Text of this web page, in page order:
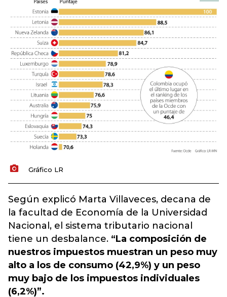
Gráfico LR
Según explicó Marta Villaveces, decana de
la facultad de Economía de la Universidad
Nacional, el sistema tributario nacional
tiene un desbalance. “La composición de
nuestros impuestos muestran un peso muy
alto a los de consumo (42,9%) y un peso
muy bajo de los impuestos individuales
(6,2%)”.